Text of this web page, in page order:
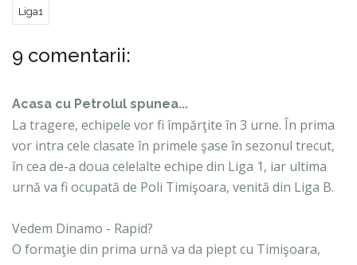
Liga1
9 comentarii:
Acasa cu Petrolul spunea...
La tragere, echipele vor fi împărţite în 3 urne. În prima
vor intra cele clasate în primele şase în sezonul trecut,
în cea de-a doua celelalte echipe din Liga 1, iar ultima
urnă va fi ocupată de Poli Timişoara, venită din Liga B.
Vedem Dinamo - Rapid?
O formaţie din prima urnă va da piept cu Timişoara,